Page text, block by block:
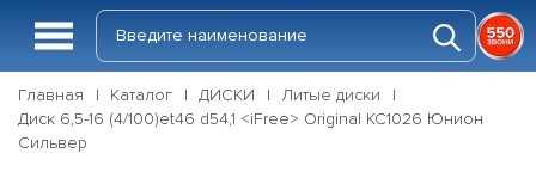
Главная Каталог ДИСКИ
Литые диски
Диск 6,5-16 (4/100)et46 d54,1 <iFree> Original KC1026 Юнион
Сильвер